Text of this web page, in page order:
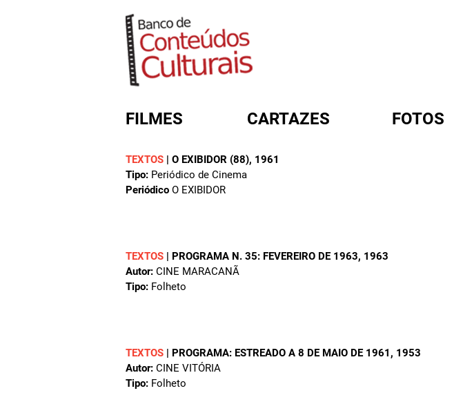
FILMES CARTAZES FOTOS
TEXTOS | O EXIBIDOR (88), 1961
Tipo: Periódico de Cinema
Periódico O EXIBIDOR
TEXTOS | PROGRAMA N. 35: FEVEREIRO DE 1963, 1963
Autor: CINE MARACANÃ
Tipo: Folheto
TEXTOS | PROGRAMA: ESTREADO A 8 DE MAIO DE 1961 , 1953
Autor: CINE VITÓRIA
Tipo: Folheto
FORMULÁRIO DE BUSCA